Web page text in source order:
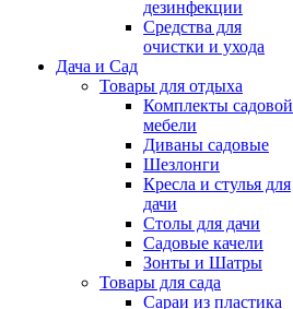
дезинфекции
Средства для
очистки и ухода
Дача и Сад
Товары для отдыха
Комплекты садовой
мебели
Диваны садовые
Шезлонги
Кресла и стулья для
дачи
Столы для дачи
Садовые качели
Зонты и Шатры
Товары для сада
Сараи из пластика